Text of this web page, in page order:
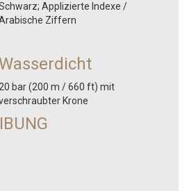
Applizierte Indexe /
Ziffern
Wasserdicht
20 bar (200 m / 660 ft) mit
Krone